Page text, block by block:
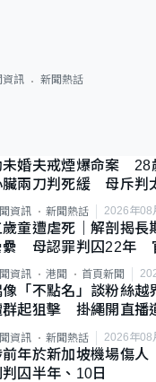
資訊 新聞熱話
未婚夫戒煙爆命案 28
臟兩刀判死緩 母斥判
資訊 新聞熱話 2026年08
歲童遭虐死｜解剖揭長
纍 母認罪判囚22年
案最惡劣
資訊 港聞 首頁新聞
像「不點名」談粉絲
群起狙擊 掛繩開直播
資訊 新聞熱話 2026年08
前年於新加坡機場傷
判囚半年、10日